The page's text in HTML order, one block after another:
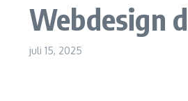
Webdesign
juli 15, 2025